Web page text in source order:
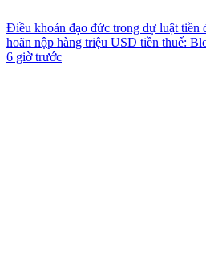
Điều khoản đạo đức trong dự luật tiền
hoãn nộp hàng triệu USD tiền thuế:
6 giờ trước